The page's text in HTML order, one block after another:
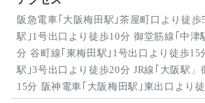
阪急電車｢大阪梅田駅｣茶屋町口より徒歩
駅｣1号出口より徒歩10分 御堂筋線｢中津
分 谷町線｢東梅田駅｣1号出口より徒歩15
駅｣3号出口より徒歩20分 JR線｢大阪駅
15分 阪神電車｢大阪梅田駅｣東出口より